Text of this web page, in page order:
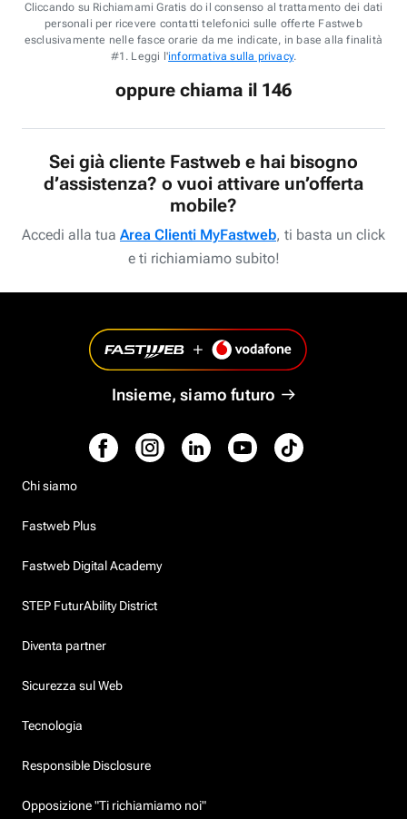
Cliccando su Richiamami Gratis do il consenso al trattamento dei dati
personali per ricevere contatti telefonici sulle offerte Fastweb
esclusivamente nelle fasce orarie da me indicate, in base alla finalità
#1. Leggi l'informativa sulla privacy.
oppure chiama il 146
Sei già cliente Fastweb e hai bisogno
d’assistenza? o vuoi attivare un’offerta
mobile?
Accedi alla tua Area Clienti MyFastweb, ti basta un click
e ti richiamiamo subito!
Insieme, siamo futuro
Chi siamo
Fastweb Plus
Fastweb Digital Academy
STEP FuturAbility District
Diventa partner
Sicurezza sul Web
Tecnologia
Responsible Disclosure
Opposizione "Ti richiamiamo noi"